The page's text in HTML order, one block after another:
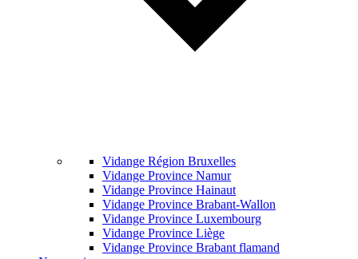
Vidange Région Bruxelles
Vidange Province Namur
Vidange Province Hainaut
Vidange Province Brabant-Wallon
Vidange Province Luxembourg
Vidange Province Liège
Vidange Province Brabant flamand